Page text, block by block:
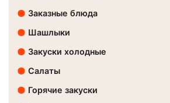
Заказные блюда
Шашлыки
Закуски холодные
Салаты
Горячие закуски